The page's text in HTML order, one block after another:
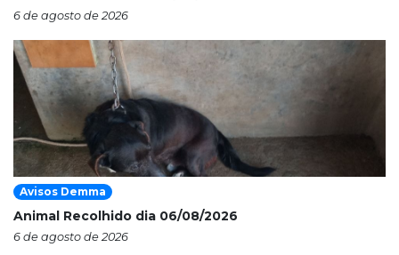
6 de agosto de 2026
Avisos Demma
Animal Recolhido dia 06/08/2026
6 de agosto de 2026